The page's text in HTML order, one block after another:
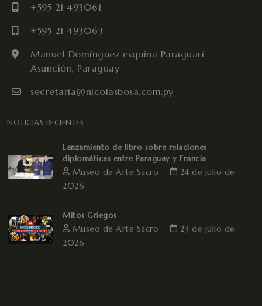
+595 21 493061
+595 21 493063
Manuel Domínguez esquina Paraguarí
Asunción, Paraguay
secretaria@nicolasbosa.com.py
NOTICIAS RECIENTES
Lanzamiento de libro sobre relaciones
diplomáticas entre Paraguay y Francia
Museo de Arte Sacro
24 de julio de
2026
Mitos Griegos
Museo de Arte Sacro
23 de julio de
2026